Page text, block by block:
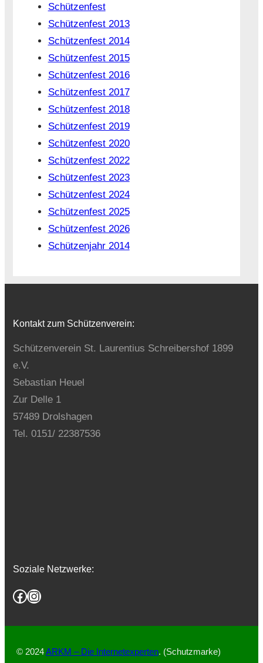
Schützenfest
Schützenfest 2013
Schützenfest 2014
Schützenfest 2015
Schützenfest 2016
Schützenfest 2017
Schützenfest 2018
Schützenfest 2019
Schützenfest 2020
Schützenfest 2022
Schützenfest 2023
Schützenfest 2024
Schützenfest 2025
Schützenfest 2026
Schützenjahr 2014
Kontakt zum Schützenverein:
Schützenverein St. Laurentius Schreibershof 1899
e.V.
Sebastian Heuel
Zur Delle 1
57489 Drolshagen
Tel. 0151/ 22387536
Soziale Netzwerke:
Facebook Instagram
© 2024ARKM – Die Internetexperten. (Schutzmarke)